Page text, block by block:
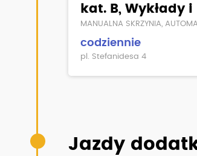
kat. B, Wykłady
MANUALNA SKRZYNIA,
codziennie
pl. Stefanidesa 4
Jazdy